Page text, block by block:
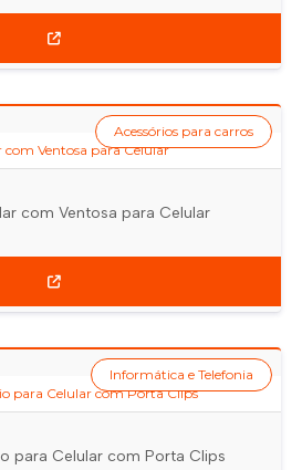
com Ventosa para Celular
Acessórios para carros
para Celular com Porta Clips
Informática e Telefonia